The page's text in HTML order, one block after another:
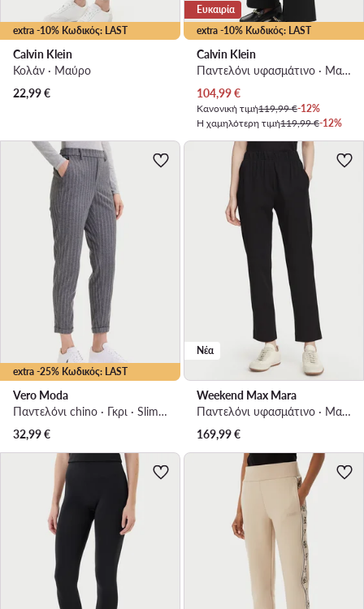
extra -10% Κωδικός: LAST
Calvin Klein
Κολάν · Μαύρο
22,99€
extra -10% Κωδικός: LAST
Ευκαιρία
Calvin Klein
Παντελόνι υφασμάτινο · Μαύρο · Relaxed Fit
Τρέχουσα τιμή
104,99€
Κανονική τιμή119,99 €-12%
Η χαμηλότερη τιμή119,99 €-12%
extra -25% Κωδικός: LAST
Vero Moda
Παντελόνι chino · Γκρι · Slim Fit
32,99€
Νέα
Weekend Max Mara
Παντελόνι υφασμάτινο · Μαύρο · Regular Fit
169,99€